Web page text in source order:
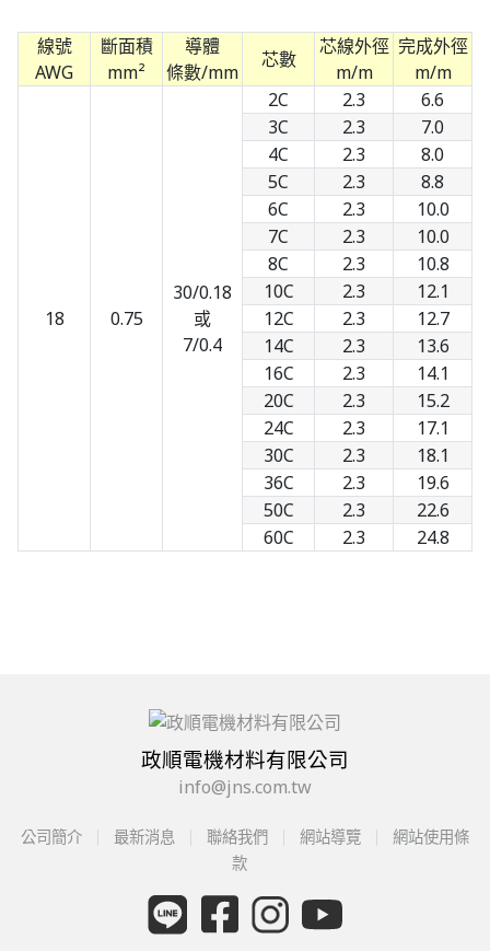
線號
AWG
斷面積
mm²
導體
條數/mm
芯數
芯線外徑
m/m
完成外徑
m/m
18 0.75
30/0.18
或
7/0.4
2C 2.3
6.6
3C
2.3
7.0
4C
2.3
8.0
5C
2.3
8.8
6C
2.3
10.0
7C
2.3
10.0
8C
2.3
10.8
10C
2.3
12.1
12C
2.3
12.7
14C
2.3
13.6
16C
2.3
14.1
20C
2.3
15.2
24C
2.3
17.1
30C
2.3
18.1
36C
2.3
19.6
50C
2.3
22.6
60C
2.3 24.8
政順電機材料有限公司
info@jns.com.tw
公司簡介 最新消息 聯絡我們 網站導覽
網站使用條
款